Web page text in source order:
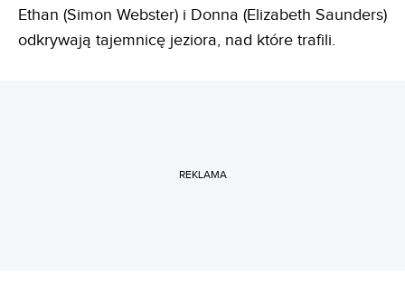
Ethan (Simon Webster) i Donna (Elizabeth Saunders)
odkrywają tajemnicę jeziora, nad które trafili.
REKLAMA